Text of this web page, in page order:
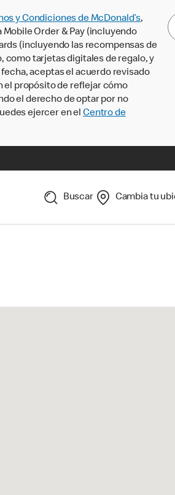
y Condiciones de McDonald’s,
Order & Pay (incluyendo
(incluyendo las recompensas de
como tarjetas digitales de regalo, y
aceptas el acuerdo revisado
el propósito de reflejar cómo
el derecho de optar por no
ejercer en el Centro de
Buscar Cambia tu